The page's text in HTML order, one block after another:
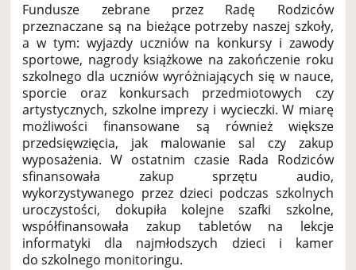
Fundusze zebrane przez Radę Rodziców
przeznaczane są na bieżące potrzeby naszej szkoły,
a w tym: wyjazdy uczniów na konkursy i zawody
sportowe, nagrody książkowe na zakończenie roku
szkolnego dla uczniów wyróżniających się w nauce,
sporcie oraz konkursach przedmiotowych czy
artystycznych, szkolne imprezy i wycieczki. W miarę
możliwości finansowane są również większe
przedsięwzięcia, jak malowanie sal czy zakup
wyposażenia. W ostatnim czasie Rada Rodziców
sfinansowała zakup sprzętu audio,
wykorzystywanego przez dzieci podczas szkolnych
uroczystości, dokupiła kolejne szafki szkolne,
współfinansowała zakup tabletów na lekcje
informatyki dla najmłodszych dzieci i kamer
do szkolnego monitoringu.